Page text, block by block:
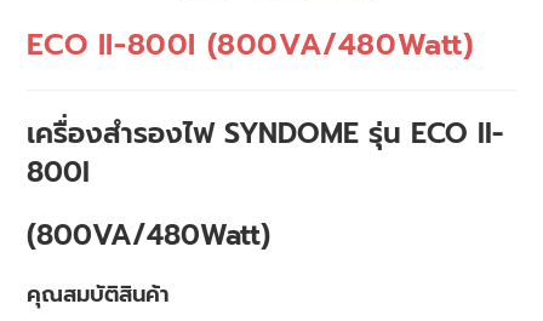
ECO II-800I (800VA/480Watt)
เครื่องสำรองไฟ SYNDOME รุ่น ECO II-
800I
(800VA/480Watt)
คุณสมบัติสินค้า